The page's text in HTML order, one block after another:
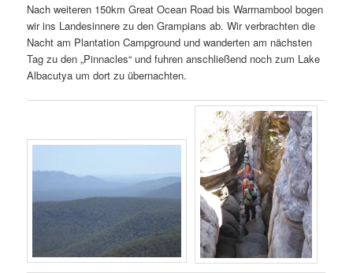
Nach weiteren 150km Great Ocean Road bis Warrnambool bogen
wir ins Landesinnere zu den Grampians ab. Wir verbrachten die
Nacht am Plantation Campground und wanderten am nächsten
Tag zu den „Pinnacles“ und fuhren anschließend noch zum Lake
Albacutya um dort zu übernachten.